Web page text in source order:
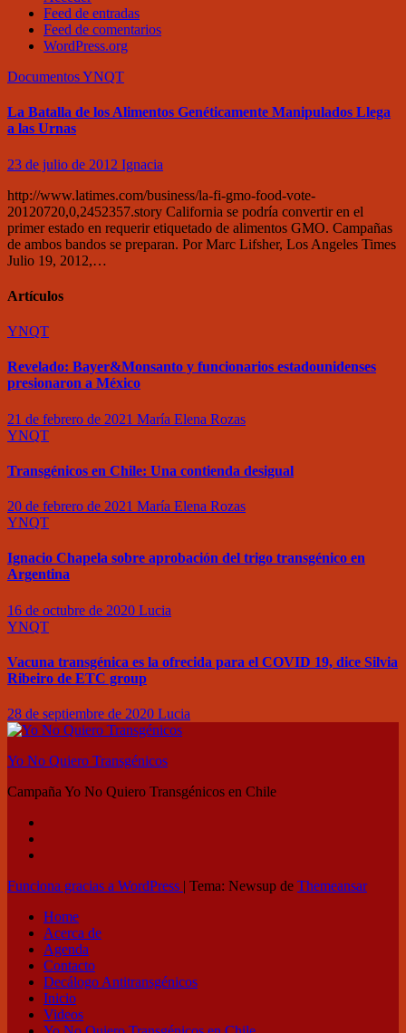
Feed de entradas
Feed de comentarios
WordPress.org
DocumentosYNQT
La Batalla de los Alimentos Genéticamente Manipulados Llega
a las Urnas
23 de julio de 2012 Ignacia
http://www.latimes.com/business/la-fi-gmo-food-vote-
20120720,0,2452357.story California se podría convertir en el
primer estado en requerir etiquetado de alimentos GMO. Campañas
de ambos bandos se preparan. Por Marc Lifsher, Los Angeles Times
Julio 19, 2012,…
Artículos
YNQT
Revelado: Bayer&Monsanto y funcionarios estadounidenses
presionaron a México
21 de febrero de 2021 María Elena Rozas
YNQT
Transgénicos en Chile: Una contienda desigual
20 de febrero de 2021 María Elena Rozas
YNQT
Ignacio Chapela sobre aprobación del trigo transgénico en
Argentina
16 de octubre de 2020 Lucia
YNQT
Vacuna transgénica es la ofrecida para el COVID 19, dice Silvia
Ribeiro de ETC group
28 de septiembre de 2020 Lucia
Yo No Quiero Transgénicos
Campaña Yo No Quiero Transgénicos en Chile
Funciona gracias a WordPress | Tema: Newsup de Themeansar
Home
Acerca de
Agenda
Contacto
Decálogo Antitransgénicos
Inicio
Videos